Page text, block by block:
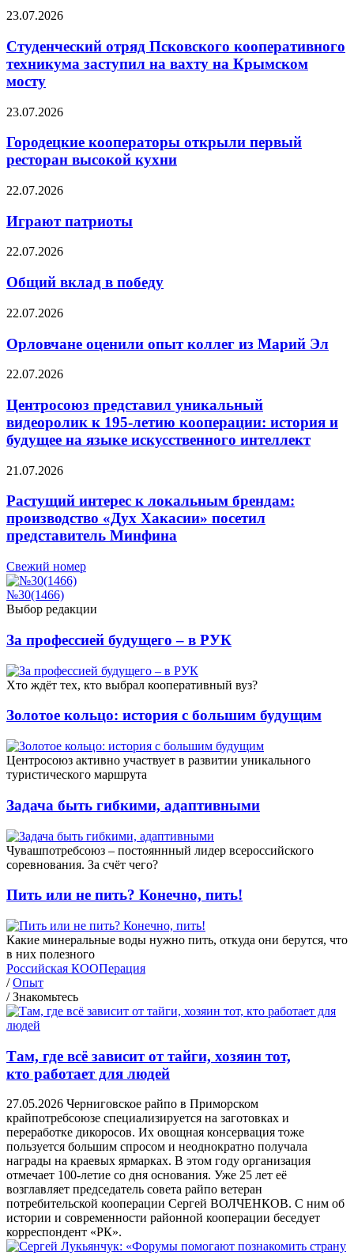
23.07.2026
Студенческий отряд Псковского кооперативного
техникума заступил на вахту на Крымском
мосту
23.07.2026
Городецкие кооператоры открыли первый
ресторан высокой кухни
22.07.2026
Играют патриоты
22.07.2026
Общий вклад в победу
22.07.2026
Орловчане оценили опыт коллег из Марий Эл
22.07.2026
Центросоюз представил уникальный
видеоролик к 195-летию кооперации: история и
будущее на языке искусственного интеллект
21.07.2026
Растущий интерес к локальным брендам:
производство «Дух Хакасии» посетил
представитель Минфина
Свежий номер
№30(1466)
Выбор редакции
За профессией будущего – в РУК
Xто ждёт тех, кто выбрал кооперативный вуз?
Золотое кольцо: история с большим будущим
Центросоюз активно участвует в развитии уникального
туристического маршрута
Задача быть гибкими, адаптивными
Чувашпотребсоюз – постояннный лидер всероссийского
соревнования. За счёт чего?
Пить или не пить? Конечно, пить!
Какие минеральные воды нужно пить, откуда они берутся, что
в них полезного
Российская КООПерация
/ Опыт
/ Знакомьтесь
Там, где всё зависит от тайги, хозяин тот,
кто работает для людей
27.05.2026 Черниговское райпо в Приморском
крайпотребсоюзе специализируется на заготовках и
переработке дикоросов. Их овощная консервация тоже
пользуется большим спросом и неоднократно получала
награды на краевых ярмарках. В этом году организация
отмечает 100-летие со дня основания. Уже 25 лет её
возглавляет председатель совета райпо ветеран
потребительской кооперации Сергей ВОЛЧЕНКОВ. С ним об
истории и современности районной кооперации беседует
корреспондент «РК».